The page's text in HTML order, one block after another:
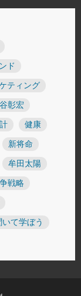
ド
ティング
彰宏
健康
新将命
牟田太陽
戦略
て学ぼう